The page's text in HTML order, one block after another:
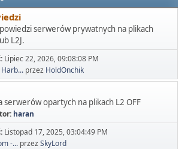
serwerów prywatnych na plikach
L2J.
Lipiec 22, 2026, 09:08:08 PM
przez HoldOnchik
serwerów opartych na plikach L2 OFF
haran
Listopad 17, 2025, 03:04:49 PM
-... przezSkyLord